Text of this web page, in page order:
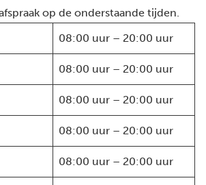
op de onderstaande tijden.
08:00 uur – 20:00 uur
08:00 uur – 20:00 uur
08:00 uur – 20:00 uur
08:00 uur – 20:00 uur
08:00 uur – 20:00 uur